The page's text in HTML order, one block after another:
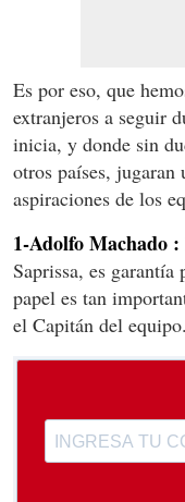
Es por eso, que
extranjeros a seguir
inicia, y donde sin
otros países,
aspiraciones de los
1-Adolfo Machado :
Saprissa, es garantía
papel es tan
el Capitán del equipo.